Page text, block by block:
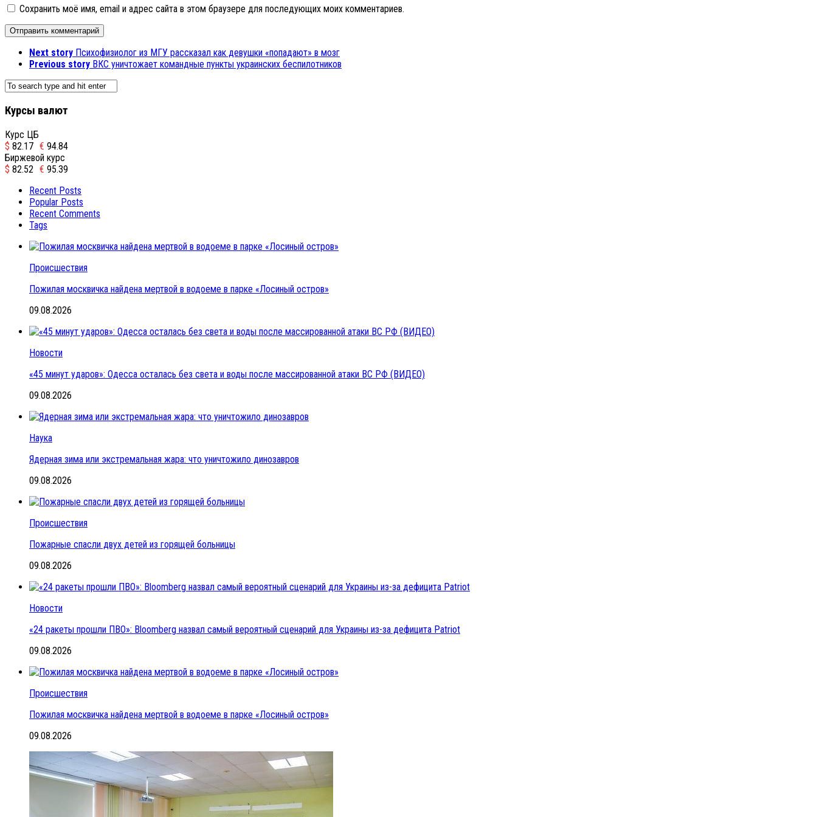
Сохранить моё имя, email и адрес сайта в этом браузере для последующих моих комментариев.
Next story Психофизиолог из МГУ рассказал как девушки «попадают» в мозг
Previous story ВКС уничтожает командные пункты украинских беспилотников
Курсы валют
Курс ЦБ
$ 82.17 € 94.84
Биржевой курс
$ 82.52 € 95.39
Recent Posts
Popular Posts
Recent Comments
Tags
Происшествия
Пожилая москвичка найдена мертвой в водоеме в парке «Лосиный остров»
09.08.2026
Новости
«45 минут ударов»: Одесса осталась без света и воды после массированной атаки ВС РФ (ВИДЕО)
09.08.2026
Наука
Ядерная зима или экстремальная жара: что уничтожило динозавров
09.08.2026
Происшествия
Пожарные спасли двух детей из горящей больницы
09.08.2026
Новости
«24 ракеты прошли ПВО»: Bloomberg назвал самый вероятный сценарий для Украины из-за дефицита Patriot
09.08.2026
Происшествия
Пожилая москвичка найдена мертвой в водоеме в парке «Лосиный остров»
09.08.2026